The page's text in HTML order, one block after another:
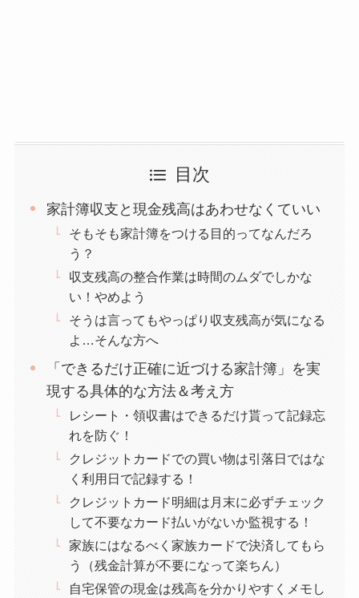
目次
家計簿収支と現金残高はあわせなくていい
そもそも家計簿をつける目的ってなんだろ
う？
収支残高の整合作業は時間のムダでしかな
い！やめよう
そうは言ってもやっぱり収支残高が気になる
よ…そんな方へ
「できるだけ正確に近づける家計簿」を実
現する具体的な方法＆考え方
レシート・領収書はできるだけ貰って記録忘
れを防ぐ！
クレジットカードでの買い物は引落日ではな
く利用日で記録する！
クレジットカード明細は月末に必ずチェック
して不要なカード払いがないか監視する！
家族にはなるべく家族カードで決済してもら
う（残金計算が不要になって楽ちん）
自宅保管の現金は残高を分かりやすくメモし